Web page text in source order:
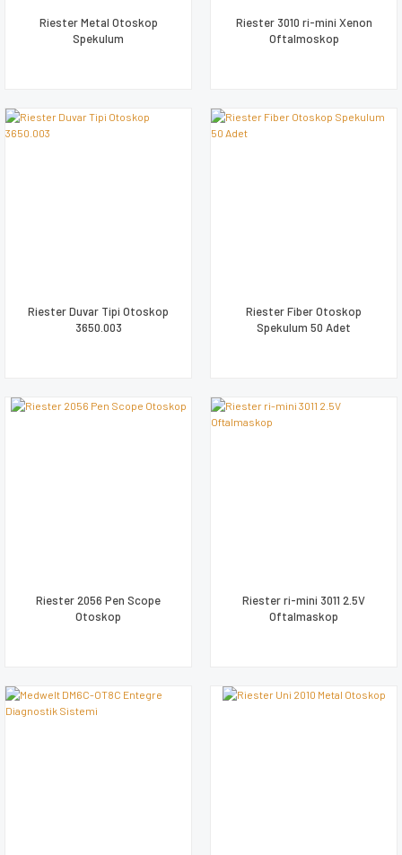
Riester Metal Otoskop
Spekulum
Riester 3010 ri-mini Xenon
Oftalmoskop
Riester Duvar Tipi Otoskop
3650.003
Riester Fiber Otoskop
Spekulum 50 Adet
Riester 2056 Pen Scope
Otoskop
Riester ri-mini 3011 2.5V
Oftalmaskop